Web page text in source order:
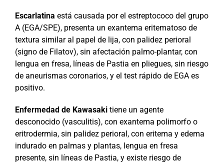
Escarlatina está causada por el estreptococo del grupo
A (EGA/SPE), presenta un exantema eritematoso de
textura similar al papel de lija, con palidez perioral
(signo de Filatov), sin afectación palmo-plantar, con
lengua en fresa, líneas de Pastia en pliegues, sin riesgo
de aneurismas coronarios, y el test rápido de EGA es
positivo.
Enfermedad de Kawasakitiene un agente
desconocido (vasculitis), con exantema polimorfo o
eritrodermia, sin palidez perioral, con eritema y edema
indurado en palmas y plantas, lengua en fresa
presente, sin líneas de Pastia, y existe riesgo de